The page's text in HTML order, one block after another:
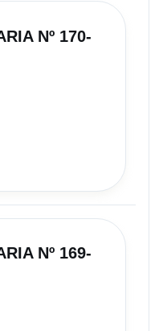
Nº 170-
Nº 169-